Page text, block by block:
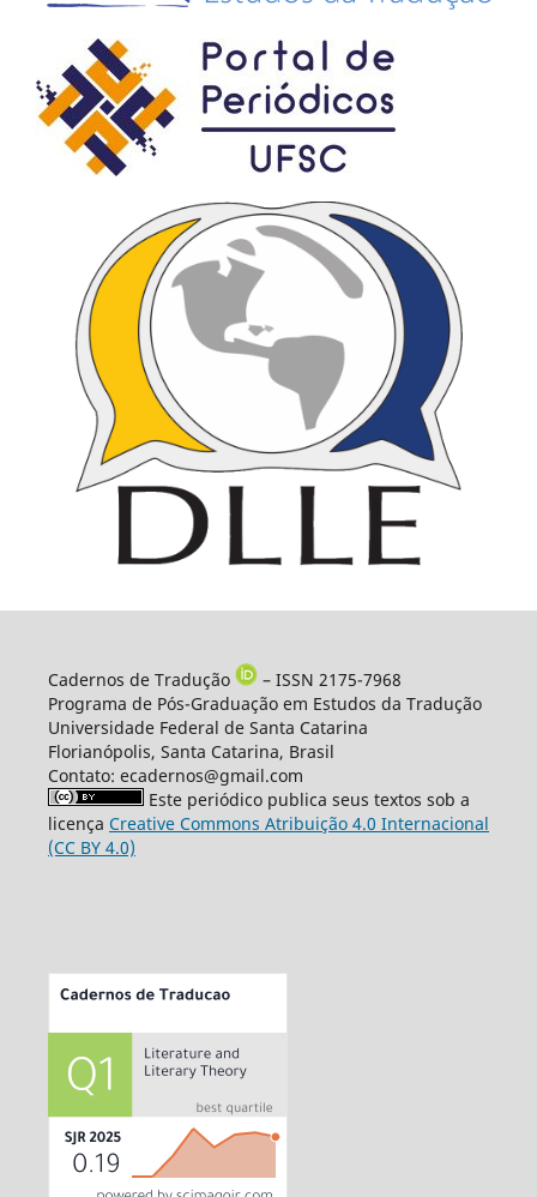
Cadernos de Tradução
– ISSN 2175-7968
Programa de Pós-Graduação em Estudos da Tradução
Universidade Federal de Santa Catarina
Florianópolis, Santa Catarina, Brasil
Contato: ecadernos@gmail.com
Este periódico publica seus textos sob a
licença Creative Commons Atribuição 4.0 Internacional
(CC BY 4.0)